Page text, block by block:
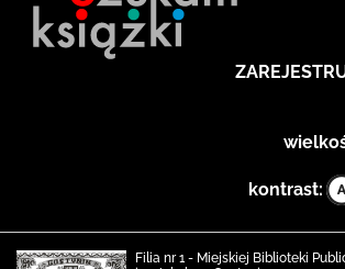
kontrast:
Filia nr 1 - Miejskiej Biblioteki